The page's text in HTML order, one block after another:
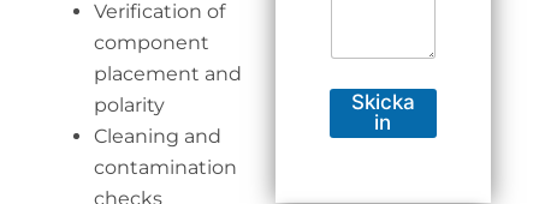
Verification of
component
placement and
polarity
Cleaning and
contamination
checks
Skicka
in